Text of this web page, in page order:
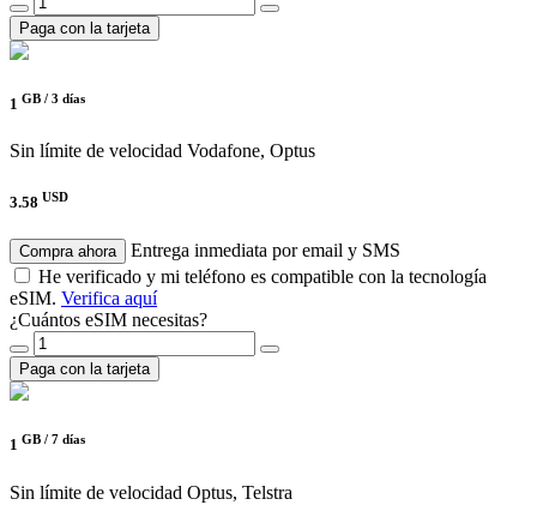
Paga con la tarjeta
1 GB / 3 días
Sin límite de velocidad Vodafone, Optus
3.58 USD
Compra ahora
Entrega inmediata por email y SMS
He verificado y mi teléfono es compatible con la tecnología
eSIM. Verifica aquí
¿Cuántos eSIM necesitas?
Paga con la tarjeta
1 GB / 7 días
Sin límite de velocidad Optus, Telstra